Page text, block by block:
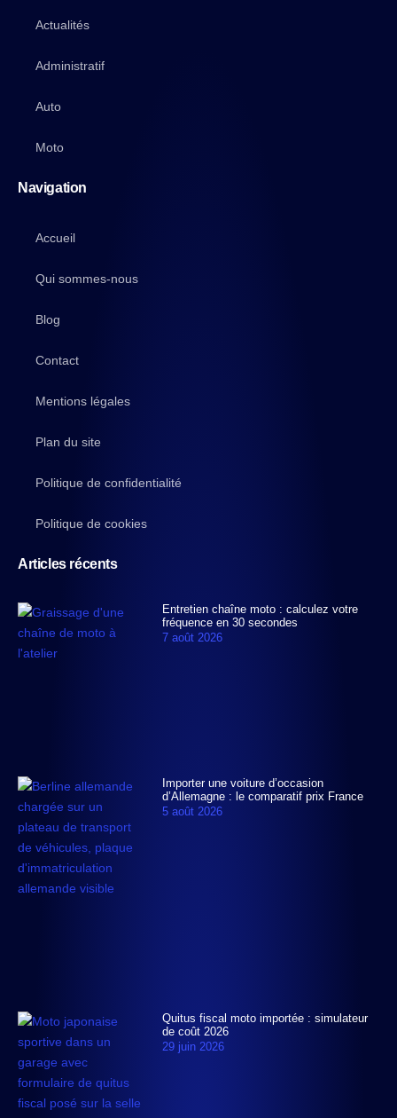
Actualités
Administratif
Auto
Moto
Navigation
Accueil
Qui sommes-nous
Blog
Contact
Mentions légales
Plan du site
Politique de confidentialité
Politique de cookies
Articles récents
Entretien chaîne moto : calculez votre
fréquence en 30 secondes
7 août 2026
Importer une voiture d’occasion
d’Allemagne : le comparatif prix France
5 août 2026
Quitus fiscal moto importée : simulateur
de coût 2026
29 juin 2026